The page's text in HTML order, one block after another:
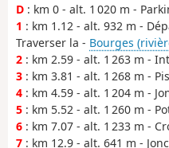
D : km 0 - alt. 1 020 m -
1 : km 1.12 - alt. 932 m -
Traverser la - Bourges
2 : km 2.59 - alt. 1 263 m -
3 : km 3.81 - alt. 1 268 m -
4 : km 4.59 - alt. 1 204 m -
5 : km 5.52 - alt. 1 260 m -
6 : km 7.07 - alt. 1 233 m -
7 : km 12.9 - alt. 641 m -